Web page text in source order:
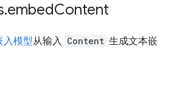
.embedContent
入模型从输入 Content 生成文本嵌